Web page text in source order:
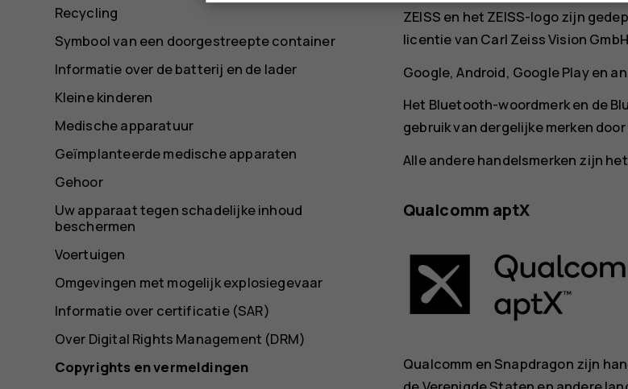
ZEISS en het ZEISS-logo zijn
licentie van Carl Zeiss Vision
Google, Android, Google Play en
Het Bluetooth-woordmerk en de
gebruik van dergelijke merken
Alle andere handelsmerken zijn
Qualcomm aptX
Qualcomm en Snapdragon zijn
Recycling
Symbool van een doorgestreepte container
Informatie over de batterij en de lader
Kleine kinderen
Medische apparatuur
Geïmplanteerde medische apparaten
Gehoor
Uw apparaat tegen schadelijke inhoud
beschermen
Voertuigen
Omgevingen met mogelijk explosiegevaar
Informatie over certificatie (SAR)
Over Digital Rights Management (DRM)
Copyrights en vermeldingen